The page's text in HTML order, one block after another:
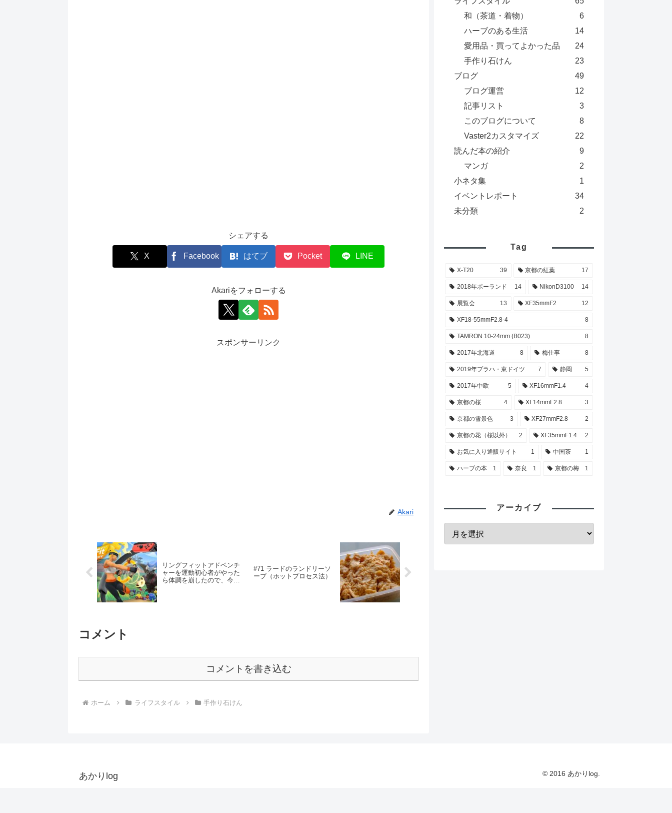
シェアする
X Facebook はてブ Pocket LINE
Akariをフォローする
スポンサーリンク
Akari
リングフィットアドベンチ
ャーを運動初心者がやった
ら体調を崩したので、今気
#71 ラードのランドリーソ
ープ（ホットプロセス法）
コメント
コメントを書き込む
ホーム ライフスタイル 手作り石けん
和（茶道・着物）
6
ハーブのある生活
14
愛用品・買ってよかった品
24
手作り石けん
23
ブログ
49
ブログ運営
12
記事リスト
3
このブログについて
8
Vaster2カスタマイズ
22
読んだ本の紹介
9
マンガ
2
小ネタ集
1
イベントレポート
34
未分類
2
Tag
X-T20 39 京都の紅葉 17
2018年ポーランド 14 NikonD3100 14
展覧会 13 XF35mmF2 12
XF18-55mmF2.8-4 8
TAMRON 10-24mm (B023) 8
2017年北海道 8 梅仕事 8
2019年プラハ・東ドイツ 7 静岡 5
2017年中欧 5 XF16mmF1.4 4
京都の桜 4 XF14mmF2.8 3
京都の雪景色 3 XF27mmF2.8 2
京都の花（桜以外） 2 XF35mmF1.4 2
お気に入り通販サイト 1 中国茶 1
ハーブの本 1 奈良 1 京都の梅 1
アーカイブ
あかりlog © 2016 あかりlog.